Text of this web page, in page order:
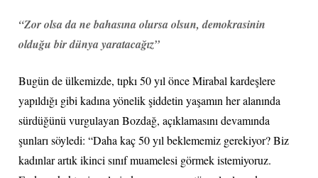
“Zor olsa da ne bahasına olursa olsun, demokrasinin
olduğu bir dünya yaratacağız”
Bugün de ülkemizde, tıpkı 50 yıl önce Mirabal kardeşlere
yapıldığı gibi kadına yönelik şiddetin yaşamın her alanında
sürdüğünü vurgulayan Bozdağ, açıklamasını devamında
şunları söyledi: “Daha kaç 50 yıl beklememiz gerekiyor? Biz
kadınlar artık ikinci sınıf muamelesi görmek istemiyoruz.